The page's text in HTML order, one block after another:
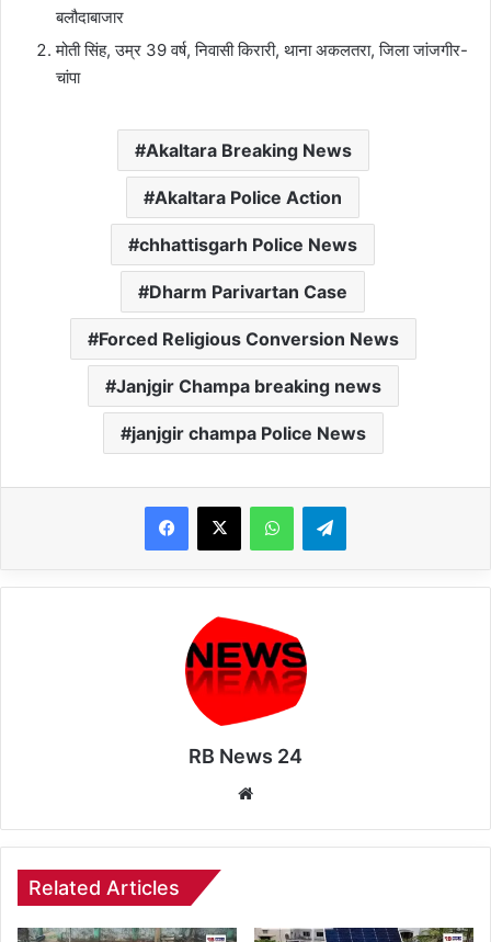
बलौदाबाजार
मोती सिंह, उम्र 39 वर्ष, निवासी किरारी, थाना अकलतरा, जिला जांजगीर-
चांपा
Akaltara Breaking News
Akaltara Police Action
chhattisgarh Police News
Dharm Parivartan Case
Forced Religious Conversion News
Janjgir Champa breaking news
janjgir champa Police News
WhatsAppTelegram
RB News 24
Related Articles